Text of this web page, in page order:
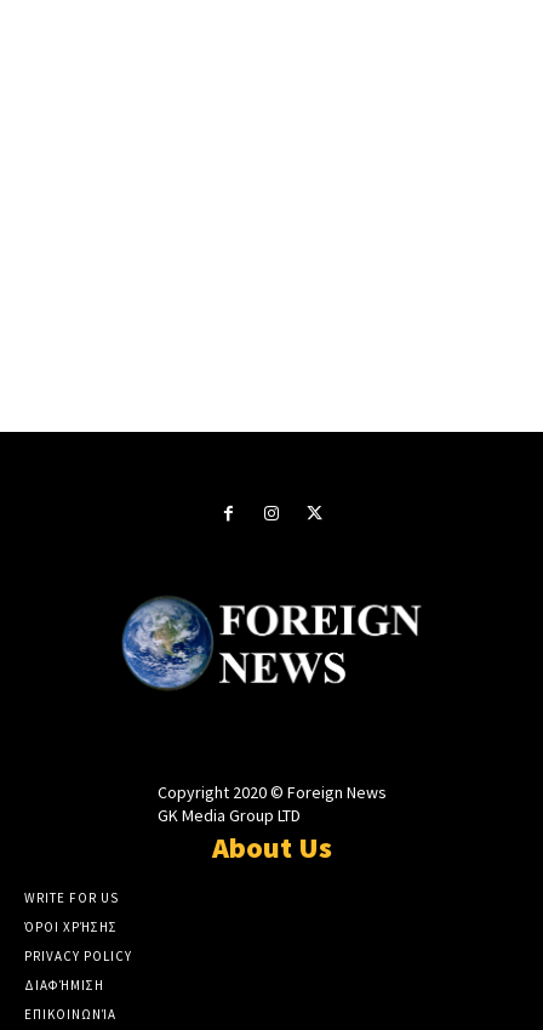
Copyright 2020 © Foreign News
GK Media Group LTD
About Us
WRITE FOR US
ΌΡΟΙ ΧΡΉΣΗΣ
PRIVACY POLICY
ΔΙΑΦΉΜΙΣΗ
ΕΠΙΚΟΙΝΩΝΊΑ